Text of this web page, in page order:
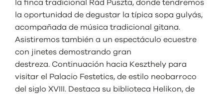
la finca tradicional Rád Puszta, donde tendremos
la oportunidad de degustar la típica sopa gulyás,
acompañada de música tradicional gitana.
Asistiremos también a un espectáculo ecuestre
con jinetes demostrando gran
destreza. Continuación hacia Keszthely para
visitar el Palacio Festetics, de estilo neobarroco
del siglo XVIII. Destaca su biblioteca Helikon, de